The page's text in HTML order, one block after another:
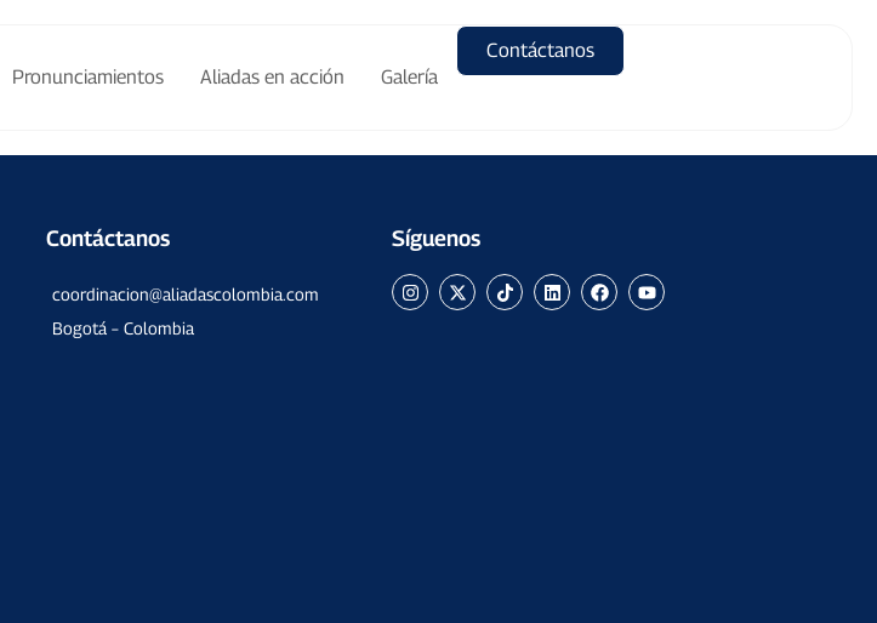
Pronunciamientos Aliadas en acción Galería
Contáctanos
Contáctanos
coordinacion@aliadascolombia.com
Bogotá – Colombia
Síguenos